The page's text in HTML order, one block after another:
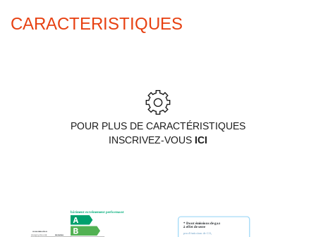
CARACTERISTIQUES
POUR PLUS DE CARACTÉRISTIQUES
INSCRIVEZ-VOUS ICI